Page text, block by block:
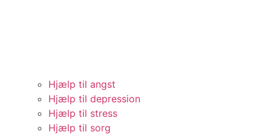
Hjælp til angst
Hjælp til depression
Hjælp til stress
Hjælp til sorg